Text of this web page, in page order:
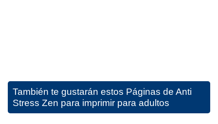
También te gustarán estos Páginas de Anti
Stress Zen para imprimir para adultos